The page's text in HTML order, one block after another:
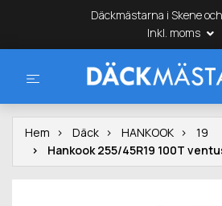
Däckmästarna i Skene
Inkl. moms
Hem Däck HANKOOK
19
Hankook 255/45R19 100T